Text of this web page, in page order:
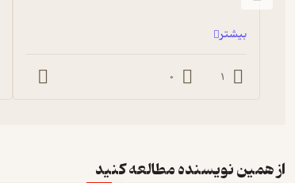
بیشتر
1
0
از همین نویسنده مطالعه کنید